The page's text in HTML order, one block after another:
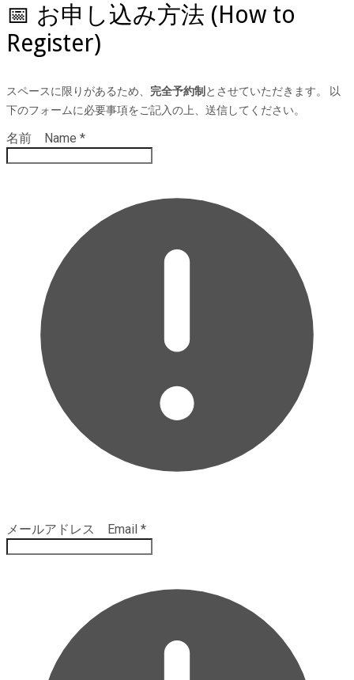
📅 お申し込み方法 (How to
Register)
スペースに限りがあるため、 完全予約制 とさせていただきます。 以
下のフォームに必要事項をご記入の上、送信してください。
名前 Name *
メールアドレス Email *